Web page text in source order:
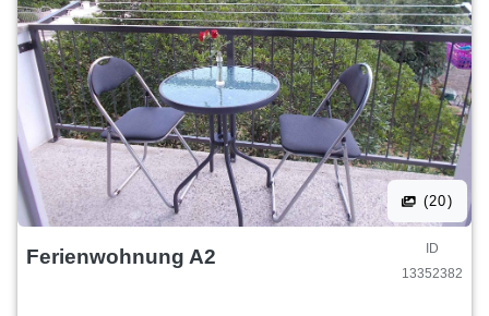
(20)
Ferienwohnung A2
ID
13352382